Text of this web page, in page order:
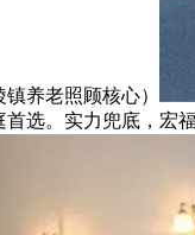
养老照顾核心）
选。实力兜底，